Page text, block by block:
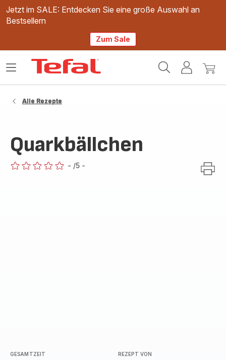
Jetzt im SALE: Entdecken Sie eine große Auswahl an
Bestsellern
Zum Sale
Mein
Mein
Das
Alle Rezepte
Quarkbällchen
- /5 -
GESAMTZEIT REZEPT VON